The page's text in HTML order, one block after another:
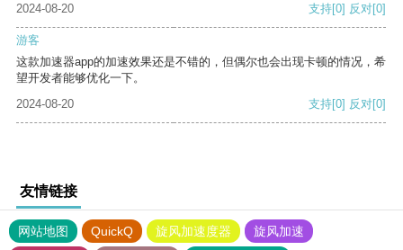
2024-08-20
支持[0] 反对[0]
游客
这款加速器app的加速效果还是不错的，但偶尔也会出现卡顿的情况，希
望开发者能够优化一下。
2024-08-20
支持[0] 反对[0]
友情链接
网站地图 QuickQ 旋风加速度器
旋风加速